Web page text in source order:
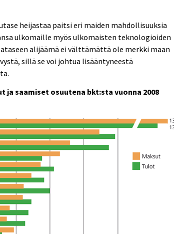
heijastaa paitsi eri maiden mahdollisuuksia
ulkomaille myös ulkomaisten teknologioiden
alijäämä ei välttämättä ole merkki maan
sillä se voi johtua lisääntyneestä
ja saamiset osuutena bkt:sta vuonna 2008